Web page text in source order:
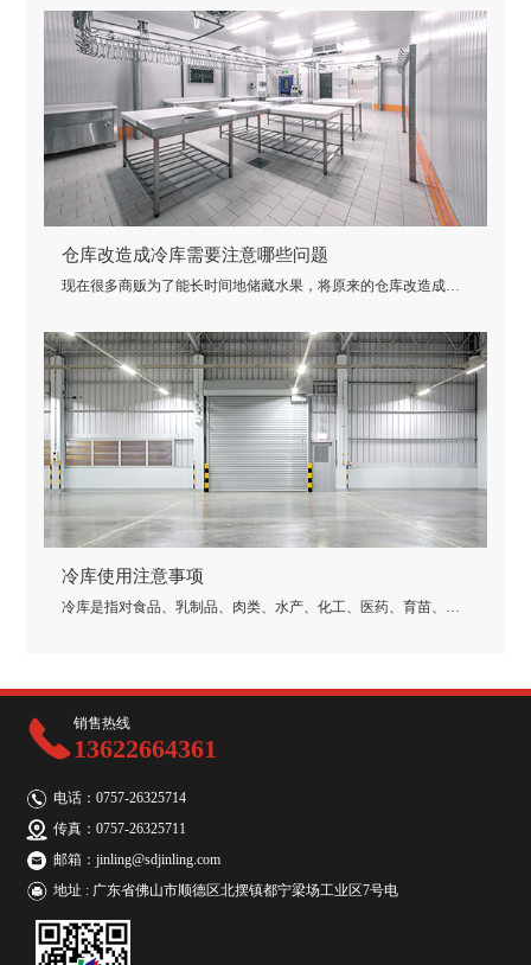
仓库改造成冷库需要注意哪些问题
现在很多商贩为了能长时间地储藏水果，将原来的仓库改造成水
冷库使用注意事项
冷库是指对食品、乳制品、肉类、水产、化工、医药、育苗、科
销售热线
13622664361
电话：0757-26325714
传真：0757-26325711
邮箱：jinling@sdjinling.com
地址 : 广东省佛山市顺德区北摆镇都宁梁场工业区7号电